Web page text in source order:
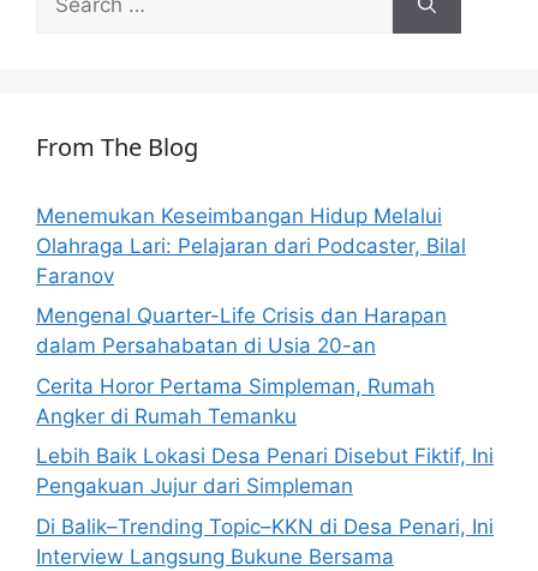
for:
From The Blog
Menemukan Keseimbangan Hidup Melalui
Olahraga Lari: Pelajaran dari Podcaster, Bilal
Faranov
Mengenal Quarter-Life Crisis dan Harapan
dalam Persahabatan di Usia 20-an
Cerita Horor Pertama Simpleman, Rumah
Angker di Rumah Temanku
Lebih Baik Lokasi Desa Penari Disebut Fiktif, Ini
Pengakuan Jujur dari Simpleman
Di Balik–Trending Topic–KKN di Desa Penari, Ini
Interview Langsung Bukune Bersama